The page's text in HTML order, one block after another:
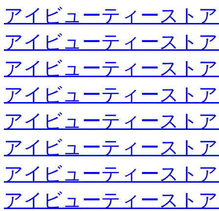
アイビューティースト
アイビューティースト
アイビューティースト
アイビューティースト
アイビューティースト
アイビューティースト
アイビューティースト
アイビューティースト